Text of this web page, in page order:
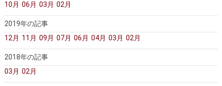
10月 06月 03月 02月
2019年の記事
12月 11月 09月 07月 06月 04月 03月 02月
2018年の記事
03月 02月